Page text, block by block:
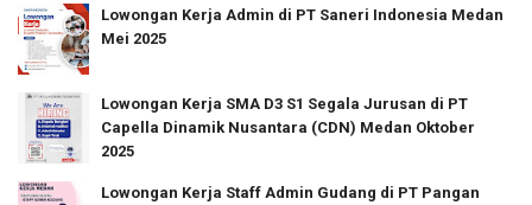
Lowongan Kerja Admin di PT Saneri Indonesia Medan
Mei 2025
Lowongan Kerja SMA D3 S1 Segala Jurusan di PT
Capella Dinamik Nusantara (CDN) Medan Oktober
2025
Lowongan Kerja Staff Admin Gudang di PT Pangan